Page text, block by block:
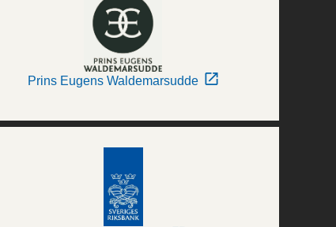
Prins Eugens Waldemarsudde